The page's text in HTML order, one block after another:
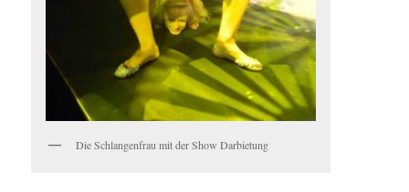
Die Schlangenfrau mit der Show Darbietung